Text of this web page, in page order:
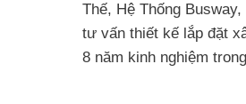
Thế, Hệ Thống
tư vấn thiết kế lắp đặt
8 năm kinh nghiệm